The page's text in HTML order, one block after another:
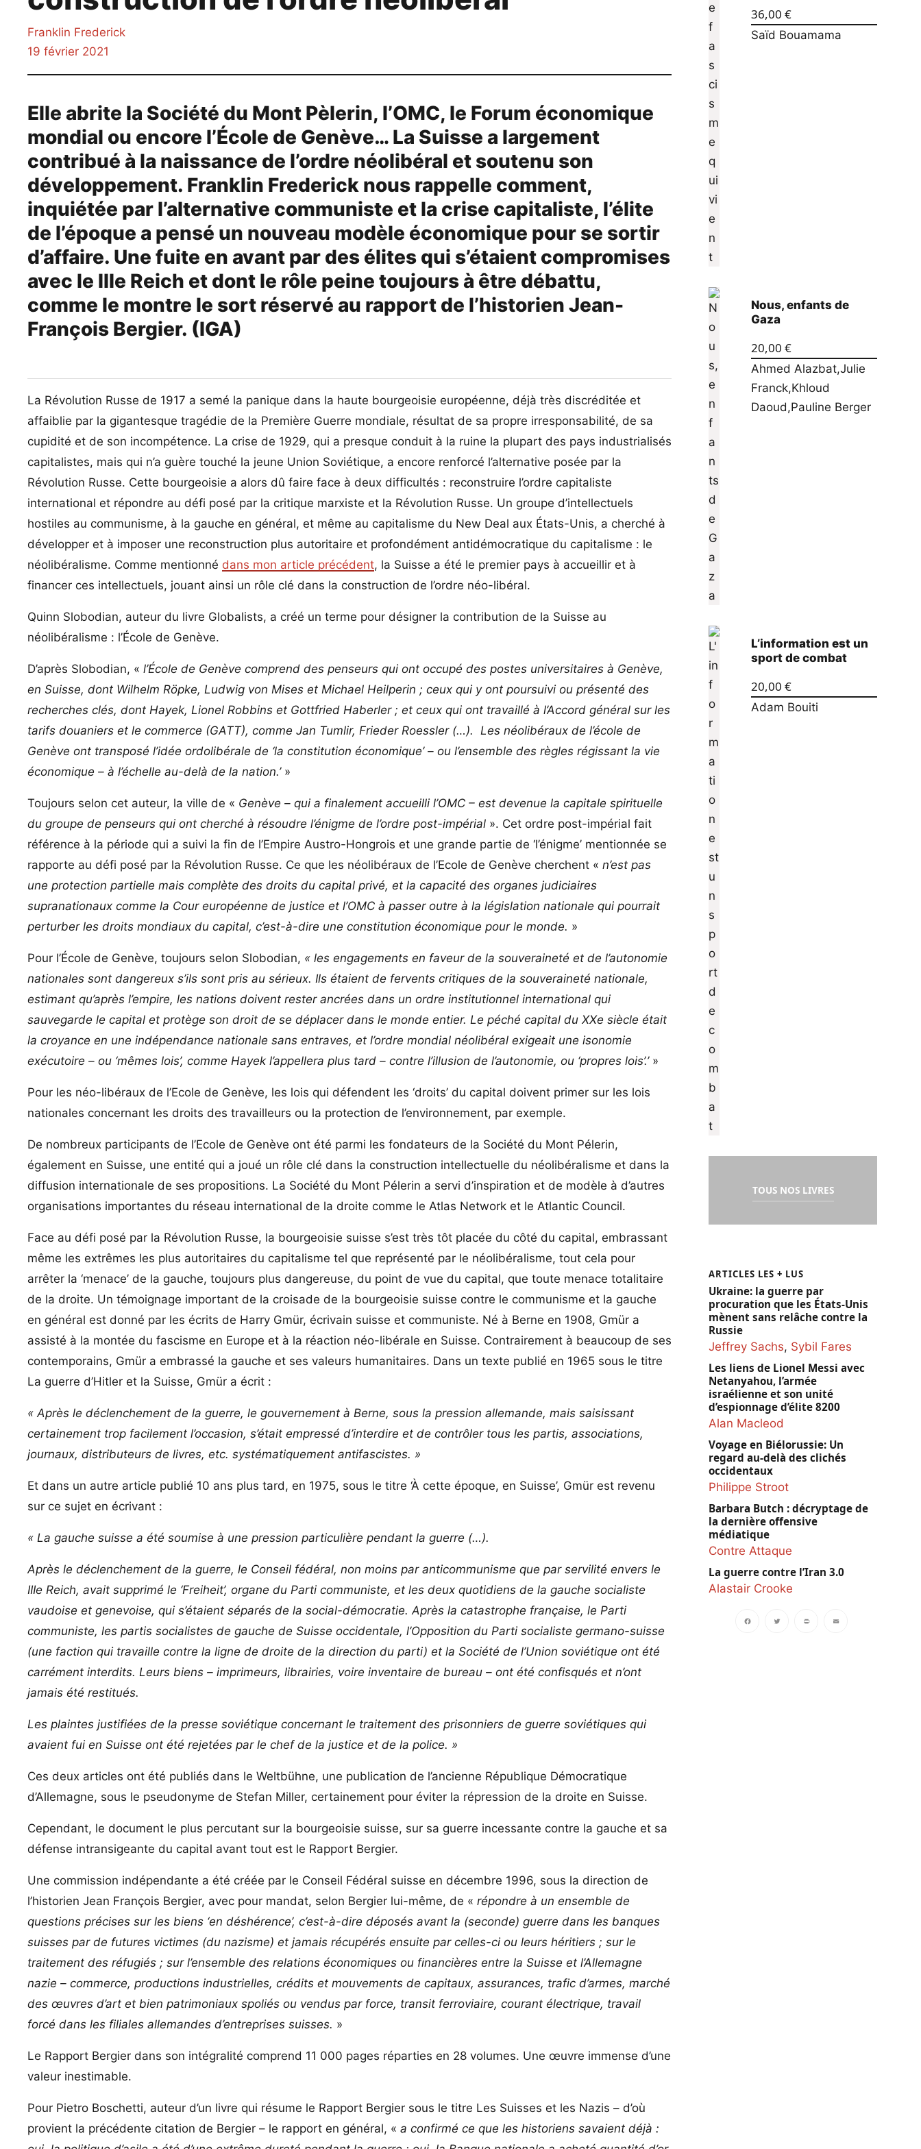
Franklin Frederick
19 février 2021
Elle abrite la Société du Mont Pèlerin, l’OMC, le Forum économique
mondial ou encore l’École de Genève… La Suisse a largement
contribué à la naissance de l’ordre néolibéral et soutenu son
développement. Franklin Frederick nous rappelle comment,
inquiétée par l’alternative communiste et la crise capitaliste, l’élite
de l’époque a pensé un nouveau modèle économique pour se sortir
d’affaire. Une fuite en avant par des élites qui s’étaient compromises
avec le IIIe Reich et dont le rôle peine toujours à être débattu,
comme le montre le sort réservé au rapport de l’historien Jean-
François Bergier. (IGA)
La Révolution Russe de 1917 a semé la panique dans la haute bourgeoisie européenne, déjà très discréditée et
affaiblie par la gigantesque tragédie de la Première Guerre mondiale, résultat de sa propre irresponsabilité, de sa
cupidité et de son incompétence. La crise de 1929, qui a presque conduit à la ruine la plupart des pays industrialisés
capitalistes, mais qui n’a guère touché la jeune Union Soviétique, a encore renforcé l’alternative posée par la
Révolution Russe. Cette bourgeoisie a alors dû faire face à deux difficultés : reconstruire l’ordre capitaliste
international et répondre au défi posé par la critique marxiste et la Révolution Russe. Un groupe d’intellectuels
hostiles au communisme, à la gauche en général, et même au capitalisme du New Deal aux États-Unis, a cherché à
développer et à imposer une reconstruction plus autoritaire et profondément antidémocratique du capitalisme : le
néolibéralisme. Comme mentionné dans mon article précédent, la Suisse a été le premier pays à accueillir et à
financer ces intellectuels, jouant ainsi un rôle clé dans la construction de l’ordre néo-libéral.
Quinn Slobodian, auteur du livre Globalists, a créé un terme pour désigner la contribution de la Suisse au
néolibéralisme : l’École de Genève.
D’après Slobodian, «l’École de Genève comprend des penseurs qui ont occupé des postes universitaires à Genève,
en Suisse, dont Wilhelm Röpke, Ludwig von Mises et Michael Heilperin ; ceux qui y ont poursuivi ou présenté des
recherches clés, dont Hayek, Lionel Robbins et Gottfried Haberler ; et ceux qui ont travaillé à l’Accord général sur les
tarifs douaniers et le commerce (GATT), comme Jan Tumlir, Frieder Roessler (…). Les néolibéraux de l’école de
Genève ont transposé l’idée ordolibérale de ‘la constitution économique’ – ou l’ensemble des règles régissant la vie
économique – à l’échelle au-delà de la nation.’»
Toujours selon cet auteur, la ville de « Genève – qui a finalement accueilli l’OMC – est devenue la capitale spirituelle
du groupe de penseurs qui ont cherché à résoudre l’énigme de l’ordre post-impérial ». Cet ordre post-impérial fait
référence à la période qui a suivi la fin de l’Empire Austro-Hongrois et une grande partie de ‘l’énigme’ mentionnée se
rapporte au défi posé par la Révolution Russe. Ce que les néolibéraux de l’Ecole de Genève cherchent «n’est pas
une protection partielle mais complète des droits du capital privé, et la capacité des organes judiciaires
supranationaux comme la Cour européenne de justice et l’OMC à passer outre à la législation nationale qui pourrait
perturber les droits mondiaux du capital, c’est-à-dire une constitution économique pour le monde. »
Pour l’École de Genève, toujours selon Slobodian, « les engagements en faveur de la souveraineté et de l’autonomie
nationales sont dangereux s’ils sont pris au sérieux. Ils étaient de fervents critiques de la souveraineté nationale,
estimant qu’après l’empire, les nations doivent rester ancrées dans un ordre institutionnel international qui
sauvegarde le capital et protège son droit de se déplacer dans le monde entier. Le péché capital du XXe siècle était
la croyance en une indépendance nationale sans entraves, et l’ordre mondial néolibéral exigeait une isonomie
exécutoire – ou ‘mêmes lois’, comme Hayek l’appellera plus tard – contre l’illusion de l’autonomie, ou ‘propres lois’.’»
Pour les néo-libéraux de l’Ecole de Genève, les lois qui défendent les ‘droits’ du capital doivent primer sur les lois
nationales concernant les droits des travailleurs ou la protection de l’environnement, par exemple.
De nombreux participants de l’Ecole de Genève ont été parmi les fondateurs de la Société du Mont Pélerin,
également en Suisse, une entité qui a joué un rôle clé dans la construction intellectuelle du néolibéralisme et dans la
diffusion internationale de ses propositions. La Société du Mont Pélerin a servi d’inspiration et de modèle à d’autres
organisations importantes du réseau international de la droite comme le Atlas Network et le Atlantic Council.
Face au défi posé par la Révolution Russe, la bourgeoisie suisse s’est très tôt placée du côté du capital, embrassant
même les extrêmes les plus autoritaires du capitalisme tel que représenté par le néolibéralisme, tout cela pour
arrêter la ‘menace’ de la gauche, toujours plus dangereuse, du point de vue du capital, que toute menace totalitaire
de la droite. Un témoignage important de la croisade de la bourgeoisie suisse contre le communisme et la gauche
en général est donné par les écrits de Harry Gmür, écrivain suisse et communiste. Né à Berne en 1908, Gmür a
assisté à la montée du fascisme en Europe et à la réaction néo-libérale en Suisse. Contrairement à beaucoup de ses
contemporains, Gmür a embrassé la gauche et ses valeurs humanitaires. Dans un texte publié en 1965 sous le titre
La guerre d’Hitler et la Suisse, Gmür a écrit :
« Après le déclenchement de la guerre, le gouvernement à Berne, sous la pression allemande, mais saisissant
certainement trop facilement l’occasion, s’était empressé d’interdire et de contrôler tous les partis, associations,
journaux, distributeurs de livres, etc. systématiquement antifascistes. »
Et dans un autre article publié 10 ans plus tard, en 1975, sous le titre ‘À cette époque, en Suisse’, Gmür est revenu
sur ce sujet en écrivant :
« La gauche suisse a été soumise à une pression particulière pendant la guerre (…).
Après le déclenchement de la guerre, le Conseil fédéral, non moins par anticommunisme que par servilité envers le
IIIe Reich, avait supprimé le ‘Freiheit’, organe du Parti communiste, et les deux quotidiens de la gauche socialiste
vaudoise et genevoise, qui s’étaient séparés de la social-démocratie. Après la catastrophe française, le Parti
communiste, les partis socialistes de gauche de Suisse occidentale, l’Opposition du Parti socialiste germano-suisse
(une faction qui travaille contre la ligne de droite de la direction du parti) et la Société de l’Union soviétique ont été
carrément interdits. Leurs biens – imprimeurs, librairies, voire inventaire de bureau – ont été confisqués et n’ont
jamais été restitués.
Les plaintes justifiées de la presse soviétique concernant le traitement des prisonniers de guerre soviétiques qui
avaient fui en Suisse ont été rejetées par le chef de la justice et de la police. »
Ces deux articles ont été publiés dans le Weltbühne, une publication de l’ancienne République Démocratique
d’Allemagne, sous le pseudonyme de Stefan Miller, certainement pour éviter la répression de la droite en Suisse.
Cependant, le document le plus percutant sur la bourgeoisie suisse, sur sa guerre incessante contre la gauche et sa
défense intransigeante du capital avant tout est le Rapport Bergier.
Une commission indépendante a été créée par le Conseil Fédéral suisse en décembre 1996, sous la direction de
l’historien Jean François Bergier, avec pour mandat, selon Bergier lui-même, de «répondre à un ensemble de
questions précises sur les biens ‘en déshérence’, c’est-à-dire déposés avant la (seconde) guerre dans les banques
suisses par de futures victimes (du nazisme) et jamais récupérés ensuite par celles-ci ou leurs héritiers ; sur le
traitement des réfugiés ; sur l’ensemble des relations économiques ou financières entre la Suisse et l’Allemagne
nazie – commerce, productions industrielles, crédits et mouvements de capitaux, assurances, trafic d’armes, marché
des œuvres d’art et bien patrimoniaux spoliés ou vendus par force, transit ferroviaire, courant électrique, travail
forcé dans les filiales allemandes d’entreprises suisses. »
Le Rapport Bergier dans son intégralité comprend 11 000 pages réparties en 28 volumes. Une œuvre immense d’une
valeur inestimable.
Pour Pietro Boschetti, auteur d’un livre qui résume le Rapport Bergier sous le titre Les Suisses et les Nazis – d’où
provient la précédente citation de Bergier – le rapport en général, «a confirmé ce que les historiens savaient déjà :
36,00 €
Saïd Bouamama
Nous, enfants de
Gaza
20,00 €
Ahmed Alazbat,Julie
Franck,Khloud
Daoud,Pauline Berger
L’information est un
sport de combat
20,00 €
Adam Bouiti
TOUS NOS LIVRES
ARTICLES LES + LUS
Ukraine: la guerre par
procuration que les États-Unis
mènent sans relâche contre la
Russie
Jeffrey Sachs, Sybil Fares
Les liens de Lionel Messi avec
Netanyahou, l’armée
israélienne et son unité
d’espionnage d’élite 8200
Alan Macleod
Voyage en Biélorussie: Un
regard au-delà des clichés
occidentaux
Philippe Stroot
Barbara Butch : décryptage de
la dernière offensive
médiatique
Contre Attaque
La guerre contre l’Iran 3.0
Alastair Crooke